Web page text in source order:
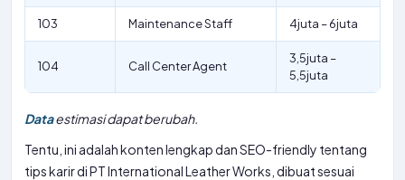
103 Maintenance Staff 4juta – 6juta
104 Call Center Agent
3,5juta –
5,5juta
Dataestimasi dapat berubah.
Tentu, ini adalah konten lengkap dan SEO-friendly tentang
tips karir di PT International Leather Works, dibuat sesuai